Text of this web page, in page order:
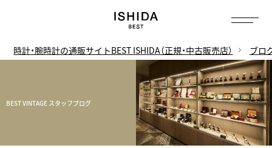
時計・腕時計の通販サイトBEST ISHIDA（正規・中古販売店） ブロ
BEST VINTAGE スタッフブログ